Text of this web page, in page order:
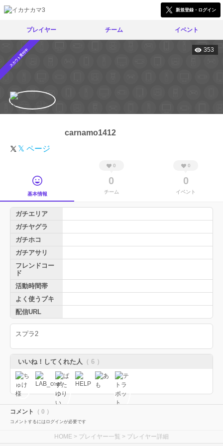
新規登録・ログイン
プレイヤー チーム イベント
スカウト受付中 353
carnamo1412
𝕏 ページ
基本情報
0
0
チーム
0
0
イベント
ガチエリア
ガチヤグラ
ガチホコ
ガチアサリ
フレンドコー
ド
活動時間帯
よく使うブキ
配信URL
スプラ2
いいね！してくれた人 （ 6 ）
コメント （ 0 ）
コメントするにはログインが必要です
HOME > プレイヤー一覧 > プレイヤー詳細